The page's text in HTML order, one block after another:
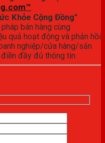
Khỏe Cộng Đồng"
bán hàng cùng
quả hoạt động và phản hồi
nghiệp/cửa hàng/sản
đầy đủ thông tin.